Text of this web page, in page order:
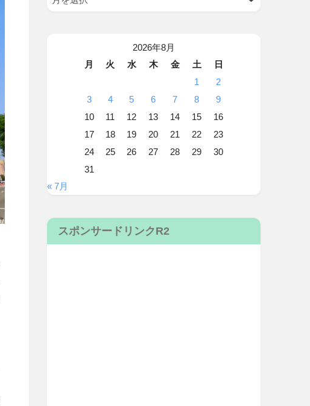
2026年8月
月
火 水 木 金 土
日
1
2
3
4 5 6 7 8
9
10
11 12 13 14 15
16
17
18 19 20 21 22
23
24
25 26 27 28 29
30
31
« 7月
スポンサードリンクR2